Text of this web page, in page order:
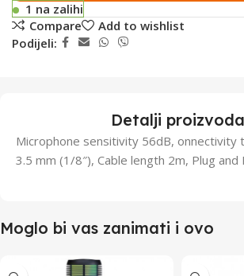
1 na zalihi
Compare
Add to wishlist
Podijeli:
Detalji proizvoda
Microphone sensitivity 56dB, onnectivity
3.5 mm (1/8″), Cable length 2m, Plug and
Moglo bi vas zanimati i ovo